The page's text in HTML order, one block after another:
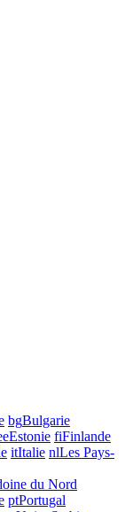
bgBulgarie
Estonie fiFinlande
itItalie nlLes Pays-
du Nord
ptPortugal